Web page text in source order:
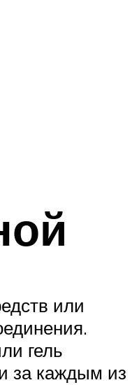
или
гель
за каждым из